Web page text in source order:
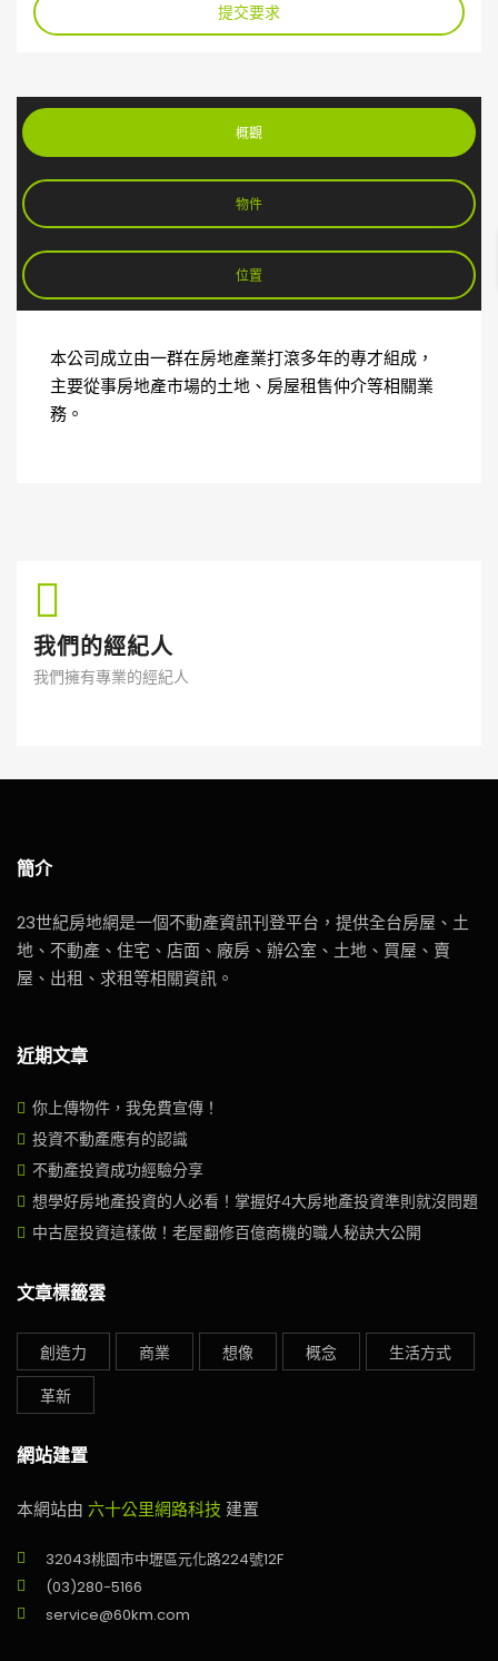
提交要求
概觀
物件
位置
本公司成立由一群在房地產業打滾多年的專才組成，
主要從事房地產市場的土地、房屋租售仲介等相關業
務。
我們的經紀人
我們擁有專業的經紀人
簡介
23世紀房地網是一個不動產資訊刊登平台，提供全台房屋、土
地、不動產、住宅、店面、廠房、辦公室、土地、買屋、賣
屋、出租、求租等相關資訊。
近期文章
你上傳物件，我免費宣傳！
投資不動產應有的認識
不動產投資成功經驗分享
想學好房地產投資的人必看！掌握好4大房地產投資準則就沒問題
中古屋投資這樣做！老屋翻修百億商機的職人秘訣大公開
文章標籤雲
創造力 商業 想像 概念
生活方式
革新
網站建置
本網站由 六十公里網路科技 建置
32043桃園市中壢區元化路224號12F
(03)280-5166
service@60km.com